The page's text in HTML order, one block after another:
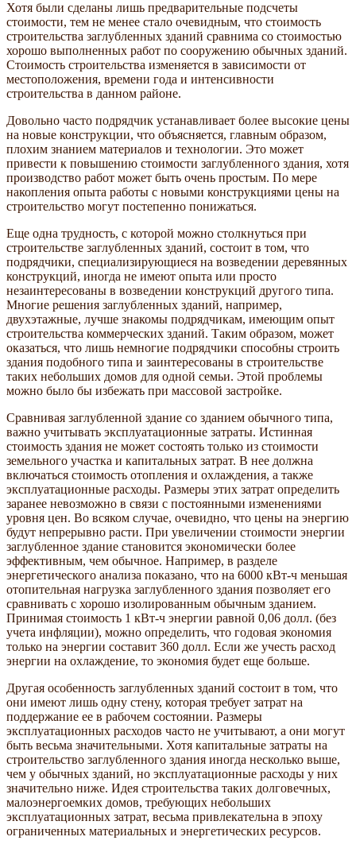
Хотя были сделаны лишь предварительные подсчеты
стоимости, тем не менее стало очевидным, что стоимость
строительства заглубленных зданий сравнима со стоимостью
хорошо выполненных работ по сооружению обычных зданий.
Стоимость строительства изменяется в зависимости от
местоположения, времени года и интенсивности
строительства в данном районе.
Довольно часто подрядчик устанавливает более высокие цены
на новые конструкции, что объясняется, главным образом,
плохим знанием материалов и технологии. Это может
привести к повышению стоимости заглубленного здания, хотя
производство работ может быть очень простым. По мере
накопления опыта работы с новыми конструкциями цены на
строительство могут постепенно понижаться.
Еще одна трудность, с которой можно столкнуться при
строительстве заглубленных зданий, состоит в том, что
подрядчики, специализирующиеся на возведении деревянных
конструкций, иногда не имеют опыта или просто
незаинтересованы в возведении конструкций другого типа.
Многие решения заглубленных зданий, например,
двухэтажные, лучше знакомы подрядчикам, имеющим опыт
строительства коммерческих зданий. Таким образом, может
оказаться, что лишь немногие подрядчики способны строить
здания подобного типа и заинтересованы в строительстве
таких небольших домов для одной семьи. Этой проблемы
можно было бы избежать при массовой застройке.
Сравнивая заглубленной здание со зданием обычного типа,
важно учитывать эксплуатационные затраты. Истинная
стоимость здания не может состоять только из стоимости
земельного участка и капитальных затрат. В нее должна
включаться стоимость отопления и охлаждения, а также
эксплуатационные расходы. Размеры этих затрат определить
заранее невозможно в связи с постоянными изменениями
уровня цен. Во всяком случае, очевидно, что цены на энергию
будут непрерывно расти. При увеличении стоимости энергии
заглубленное здание становится экономически более
эффективным, чем обычное. Например, в разделе
энергетического анализа показано, что на 6000 кВт-ч меньшая
отопительная нагрузка заглубленного здания позволяет его
сравнивать с хорошо изолированным обычным зданием.
Принимая стоимость 1 кВт-ч энергии равной 0,06 долл. (без
учета инфляции), можно определить, что годовая экономия
только на энергии составит 360 долл. Если же учесть расход
энергии на охлаждение, то экономия будет еще больше.
Другая особенность заглубленных зданий состоит в том, что
они имеют лишь одну стену, которая требует затрат на
поддержание ее в рабочем состоянии. Размеры
эксплуатационных расходов часто не учитывают, а они могут
быть весьма значительными. Хотя капитальные затраты на
строительство заглубленного здания иногда несколько выше,
чем у обычных зданий, но эксплуатационные расходы у них
значительно ниже. Идея строительства таких долговечных,
малоэнергоемких домов, требующих небольших
эксплуатационных затрат, весьма привлекательна в эпоху
ограниченных материальных и энергетических ресурсов.